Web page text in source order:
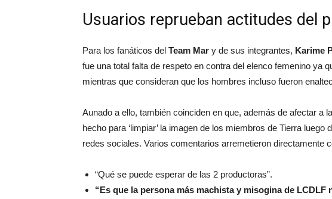
Usuarios reprueban actitudes del
Para los fanáticos del Team Mar y de sus integrantes, Karime
fue una total falta de respeto en contra del elenco femenino ya
mientras que consideran que los hombres incluso fueron
Aunado a ello, también coinciden en que, además de afectar a
hecho para ‘limpiar’ la imagen de los miembros de Tierra
redes sociales. Varios comentarios arremetieron directamente
“Qué se puede esperar de las 2 productoras”.
“Es que la persona más machista y misogina de